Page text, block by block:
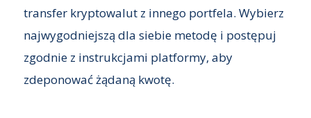
transfer kryptowalut z innego portfela. Wybierz
najwygodniejszą dla siebie metodę i postępuj
zgodnie z instrukcjami platformy, aby
zdeponować żądaną kwotę.